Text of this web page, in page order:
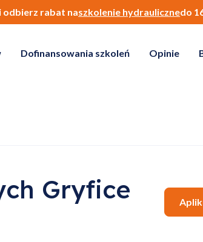
odbierz rabat naszkolenie hydraulicznedo
Dofinansowania szkoleń Opinie
Gryfice